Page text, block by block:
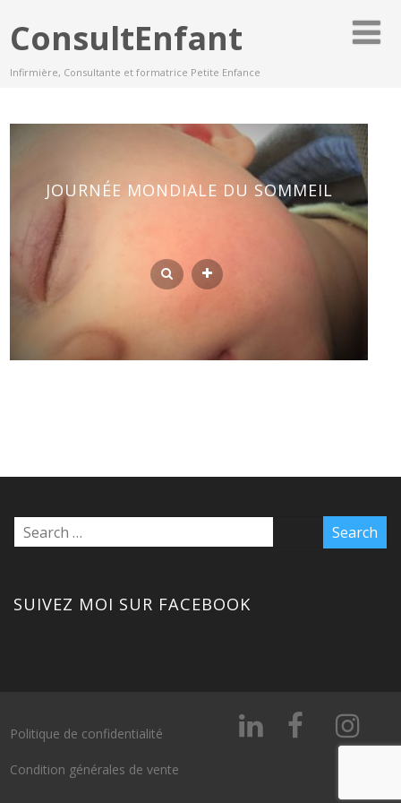
ConsultEnfant
Infirmière, Consultante et formatrice Petite Enfance
JOURNÉE MONDIALE DU SOMMEIL
SUIVEZ MOI SUR FACEBOOK
Politique de confidentialité
Condition générales de vente